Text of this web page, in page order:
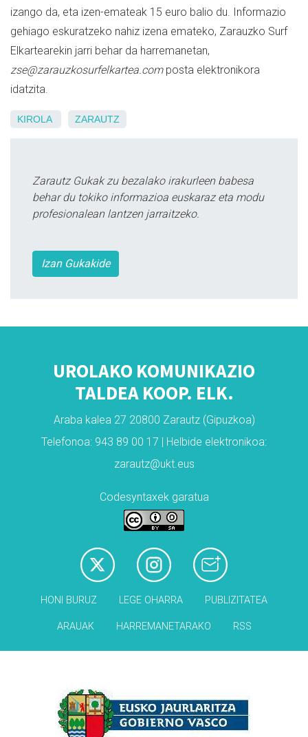
izango da, eta izen-emateak 15 euro balio du. Informazio
gehiago eskuratzeko nahiz izena emateko, Zarauzko Surf
Elkartearekin jarri behar da harremanetan,
zse@zarauzkosurfelkartea.composta elektronikora
idatzita.
KIROLA ZARAUTZ
Zarautz Gukak zu bezalako irakurleen babesa
behar du tokiko informazioa euskaraz eta modu
profesionalean lantzen jarraitzeko.
Izan Gukakide
UROLAKO KOMUNIKAZIO
TALDEA KOOP. ELK.
Araba kalea 27 20800 Zarautz (Gipuzkoa)
Telefonoa: 943 89 00 17 | Helbide elektronikoa:
zarautz@ukt.eus
Codesyntaxek garatua
HONI BURUZ LEGE OHARRA PUBLIZITATEA
ARAUAK HARREMANETARAKO RSS